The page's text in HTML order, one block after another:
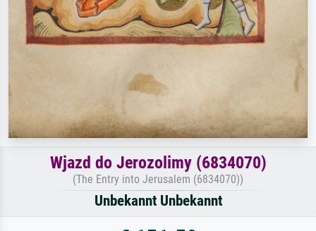
Wjazd do Jerozolimy (6834070)
(The Entry into Jerusalem (6834070))
Unbekannt Unbekannt